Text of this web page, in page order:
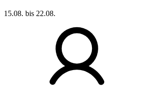
15.08. bis 22.08.